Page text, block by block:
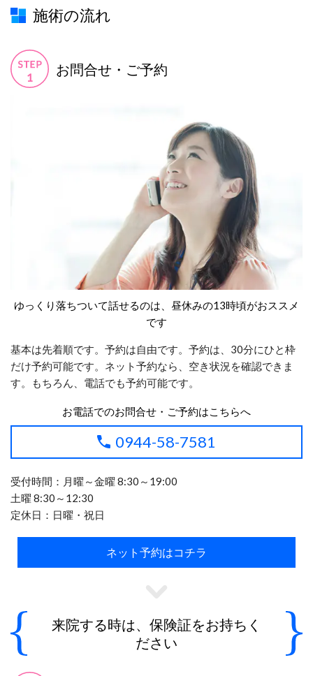
施術の流れ
お問合せ・ご予約
ゆっくり落ちついて話せるのは、昼休みの13時頃がおススメ
です
基本は先着順です。予約は自由です。予約は、30分にひと枠
だけ予約可能です。ネット予約なら、空き状況を確認できま
す。もちろん、電話でも予約可能です。
お電話でのお問合せ・ご予約はこちらへ
0944-58-7581
受付時間：月曜～金曜 8:30～19:00
土曜 8:30～12:30
定休日：日曜・祝日
ネット予約はコチラ
来院する時は、保険証をお持ちく
ださい